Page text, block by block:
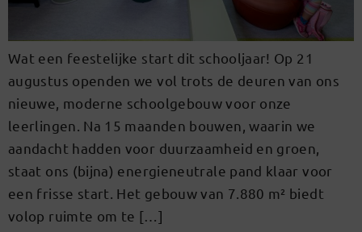
Wat een feestelijke start dit schooljaar! Op 21
augustus openden we vol trots de deuren van ons
nieuwe, moderne schoolgebouw voor onze
leerlingen. Na 15 maanden bouwen, waarin we
aandacht hadden voor duurzaamheid en groen,
staat ons (bijna) energieneutrale pand klaar voor
een frisse start. Het gebouw van 7.880 m² biedt
volop ruimte om te […]